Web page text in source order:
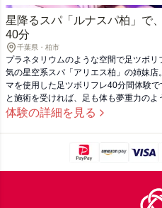
星降るスパ「ルナスパ柏」で
40分
千葉県・柏市
プラネタリウムのような空間で足ツボ
気の星空系スパ「アリエス柏」の姉妹
マを使用した足ツボリフレ40分間体験
と施術を受ければ、足も体も夢重力の
したら、リフレッシュした自分で地球へ
体験の詳細を見る